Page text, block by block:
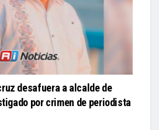
desafuera a alcalde de
por crimen de periodista